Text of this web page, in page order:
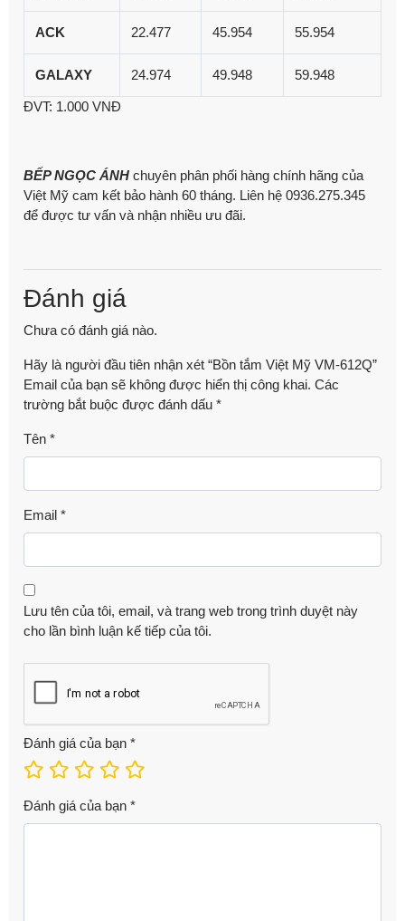
ACK 22.477 45.954 55.954
GALAXY 24.974 49.948 59.948
ĐVT: 1.000 VNĐ
BẾP NGỌC ÁNH chuyên phân phối hàng chính hãng của
Việt Mỹ cam kết bảo hành 60 tháng. Liên hệ 0936.275.345
để được tư vấn và nhận nhiều ưu đãi.
Đánh giá
Chưa có đánh giá nào.
Hãy là người đầu tiên nhận xét “Bồn tắm Việt Mỹ VM-612Q”
Email của bạn sẽ không được hiển thị công khai. Các
trường bắt buộc được đánh dấu *
Tên *
Email *
Lưu tên của tôi, email, và trang web trong trình duyệt này
cho lần bình luận kế tiếp của tôi.
Đánh giá của bạn *
Đánh giá của bạn *